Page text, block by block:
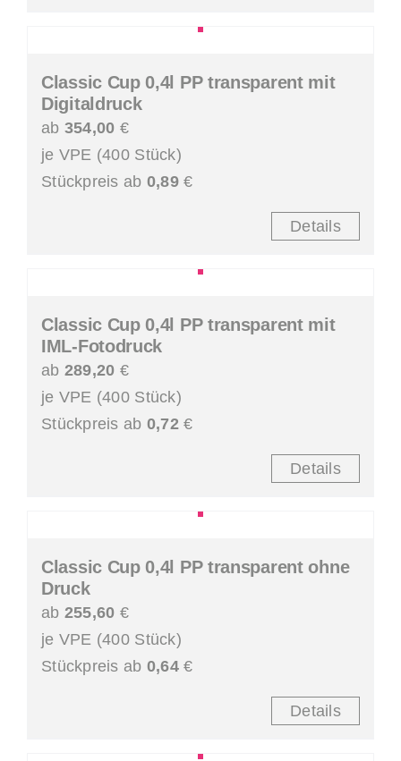
Classic Cup 0,4l PP transparent mit
Digitaldruck
ab 354,00 €
je VPE (400 Stück)
Stückpreis ab 0,89€
Details
Classic Cup 0,4l PP transparent mit
IML-Fotodruck
ab 289,20 €
je VPE (400 Stück)
Stückpreis ab 0,72€
Details
Classic Cup 0,4l PP transparent ohne
Druck
ab 255,60 €
je VPE (400 Stück)
Stückpreis ab 0,64€
Details